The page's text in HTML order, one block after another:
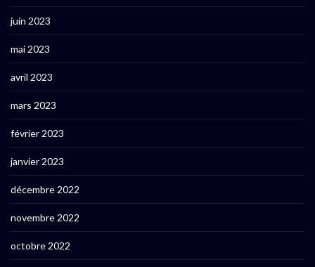
juin 2023
mai 2023
avril 2023
mars 2023
février 2023
janvier 2023
décembre 2022
novembre 2022
octobre 2022